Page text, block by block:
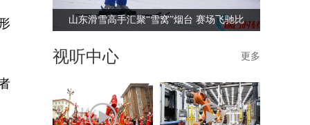
山东滑雪高手汇聚“雪窝”烟台 赛场飞驰比
视听中心 更多